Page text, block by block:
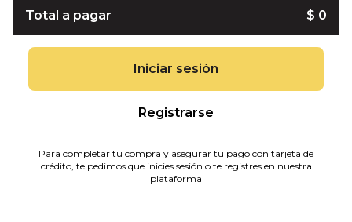
Total a pagar $ 0
Iniciar sesión
Registrarse
Para completar tu compra y asegurar tu pago con tarjeta de
crédito, te pedimos que inicies sesión o te registres en nuestra
plataforma